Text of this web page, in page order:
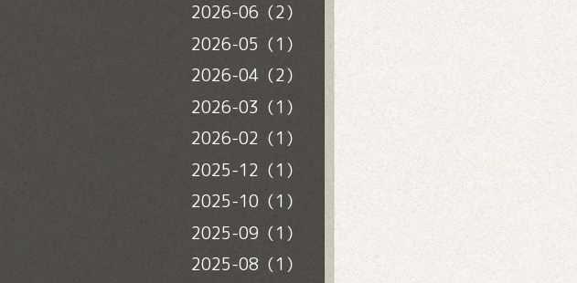
2026-06（2）
2026-05（1）
2026-04（2）
2026-03（1）
2026-02（1）
2025-12（1）
2025-10（1）
2025-09（1）
2025-08（1）